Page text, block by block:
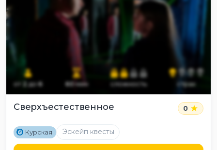
от 2до6 60мин сложность страх
Сверхъестественное 0
M Курская Эскейп квесты